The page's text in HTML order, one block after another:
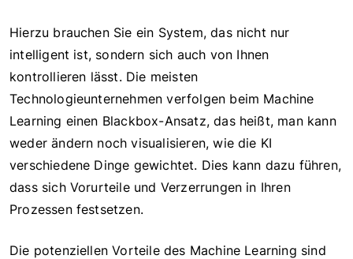
Hierzu brauchen Sie ein System, das nicht nur
intelligent ist, sondern sich auch von Ihnen
kontrollieren lässt. Die meisten
Technologieunternehmen verfolgen beim Machine
Learning einen Blackbox-Ansatz, das heißt, man kann
weder ändern noch visualisieren, wie die KI
verschiedene Dinge gewichtet. Dies kann dazu führen,
dass sich Vorurteile und Verzerrungen in Ihren
Prozessen festsetzen.
Die potenziellen Vorteile des Machine Learning sind